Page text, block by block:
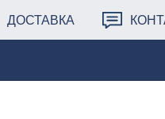
ДОСТАВКА